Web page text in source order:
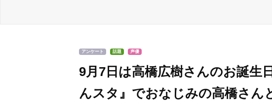
アンケート 話題 声優
9月7日は高橋広樹さんのお誕生
んスタ』でおなじみの高橋さん